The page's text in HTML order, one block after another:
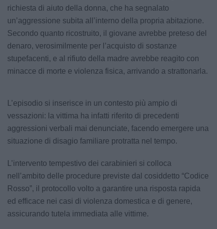
richiesta di aiuto della donna, che ha segnalato
un’aggressione subita all’interno della propria abitazione.
Secondo quanto ricostruito, il giovane avrebbe preteso del
denaro, verosimilmente per l’acquisto di sostanze
stupefacenti, e al rifiuto della madre avrebbe reagito con
minacce di morte e violenza fisica, arrivando a strattonarla.
L’episodio si inserisce in un contesto più ampio di
vessazioni: la vittima ha infatti riferito di precedenti
aggressioni verbali mai denunciate, facendo emergere una
situazione di disagio familiare protratta nel tempo.
L’intervento tempestivo dei carabinieri si colloca
nell’ambito delle procedure previste dal cosiddetto “Codice
Rosso”, il protocollo volto a garantire una risposta rapida
ed efficace nei casi di violenza domestica e di genere,
assicurando tutela immediata alle vittime.